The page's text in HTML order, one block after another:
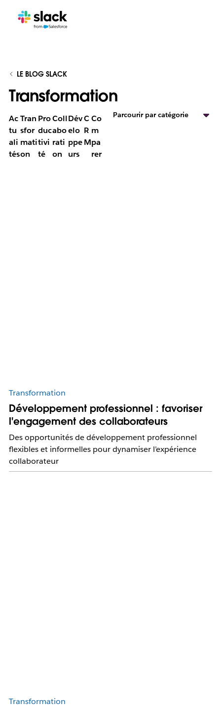
LE BLOG SLACK
Transformation
Ac
tu
ali
tés
Tran
sfor
mati
on
Pro
duc
tivi
té
Coll
abo
rati
on
Dév
elo
ppe
urs
C
R
M
Co
m
pa
rer
Parcourir par catégorie
Transformation
Développement professionnel : favoriser
l'engagement des collaborateurs
Des opportunités de développement professionnel
flexibles et informelles pour dynamiser l’expérience
collaborateur
Transformation